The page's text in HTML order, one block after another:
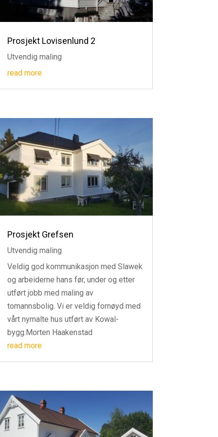
Prosjekt Lovisenlund 2
Utvendig maling
read more
Prosjekt Grefsen
Utvendig maling
Veldig god kommunikasjon med Slawek
og arbeiderne hans før, under og etter
utført jobb med maling av
tomannsbolig. Vi er veldig fornøyd med
vårt nymalte hus utført av Kowal-
bygg.Morten Haakenstad
read more